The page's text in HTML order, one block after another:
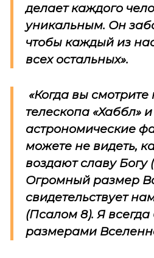
делает каждого
уникальным. Он
чтобы каждый из
всех остальных».
«Когда вы
телескопа «Хаббл»
астрономические
можете не видеть,
воздают славу Богу
Огромный размер
свидетельствует
(Псалом 8). Я
размерами